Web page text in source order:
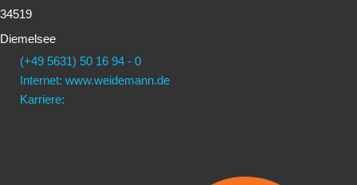
34519
Diemelsee
(+49 5631) 50 16 94 - 0
Internet: www.weidemann.de
Karriere: